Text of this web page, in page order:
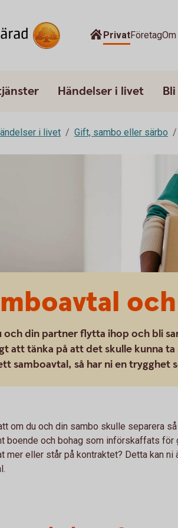
PrivatFöretag
Händelser i livet
i livet Gift, sambo eller särbo
och din partner flytta ihop och bli
att tänka på att det skulle kunna
samboavtal, så har ni en trygghet
om du och din sambo skulle separera
boende och bohag som införskaffats för
mer eller står på kontraktet? Detta kan ni